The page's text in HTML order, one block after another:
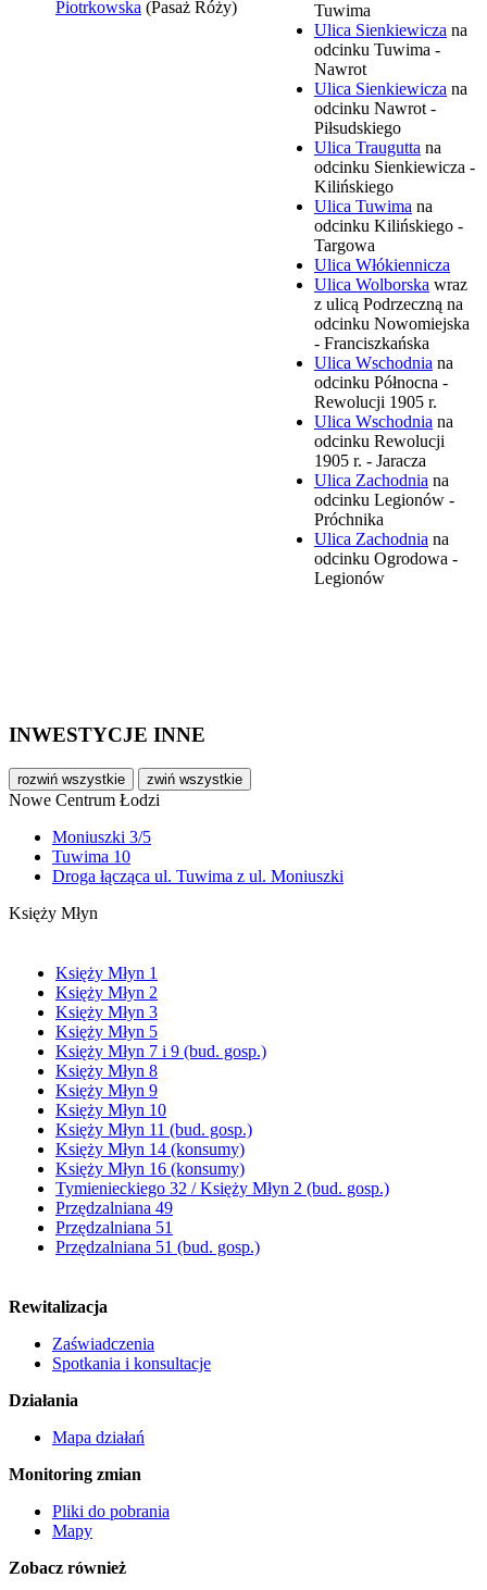
Piotrkowska (Pasaż Róży)
Tuwima
Ulica Sienkiewicza na
odcinku Tuwima -
Nawrot
Ulica Sienkiewicza na
odcinku Nawrot -
Piłsudskiego
Ulica Traugutta na
odcinku Sienkiewicza -
Kilińskiego
Ulica Tuwima na
odcinku Kilińskiego -
Targowa
Ulica Włókiennicza
Ulica Wolborska wraz
z ulicą Podrzeczną na
odcinku Nowomiejska
- Franciszkańska
Ulica Wschodnia na
odcinku Północna -
Rewolucji 1905 r.
Ulica Wschodnia na
odcinku Rewolucji
1905 r. - Jaracza
Ulica Zachodnia na
odcinku Legionów -
Próchnika
Ulica Zachodnia na
odcinku Ogrodowa -
Legionów
INWESTYCJE INNE
rozwiń wszystkie zwiń wszystkie
Nowe Centrum Łodzi
Moniuszki 3/5
Tuwima 10
Droga łącząca ul. Tuwima z ul. Moniuszki
Księży Młyn
Księży Młyn 1
Księży Młyn 2
Księży Młyn 3
Księży Młyn 5
Księży Młyn 7 i 9 (bud. gosp.)
Księży Młyn 8
Księży Młyn 9
Księży Młyn 10
Księży Młyn 11 (bud. gosp.)
Księży Młyn 14 (konsumy)
Księży Młyn 16 (konsumy)
Tymienieckiego 32 / Księży Młyn 2 (bud. gosp.)
Przędzalniana 49
Przędzalniana 51
Przędzalniana 51 (bud. gosp.)
Rewitalizacja
Zaświadczenia
Spotkania i konsultacje
Działania
Mapa działań
Monitoring zmian
Pliki do pobrania
Mapy
Zobacz również